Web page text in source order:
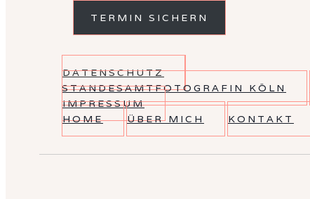
TERMIN SICHERN
DATENSCHUTZ
STANDESAMTFOTOGRAFIN KÖLN
IMPRESSUM
HOME
ÜBER MICH KONTAKT